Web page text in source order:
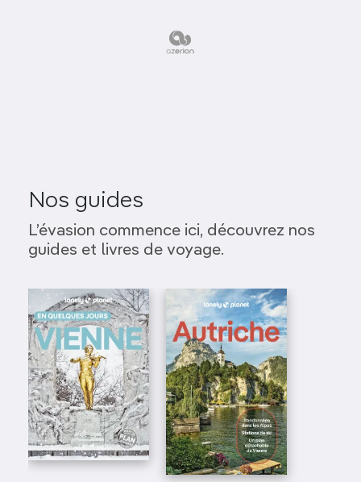
Nos guides
L’évasion commence ici, découvrez nos
guides et livres de voyage.